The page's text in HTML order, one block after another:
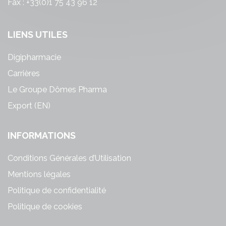
Fax : +33(0)1 75 43 96 12
LIENS UTILES
Digipharmacie
Carrières
Le Groupe Dômes Pharma
Export (EN)
INFORMATIONS
Conditions Générales d’Utilisation
Mentions légales
Politique de confidentialité
Politique de cookies